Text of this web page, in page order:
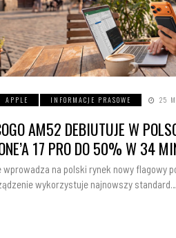
APPLE INFORMACJE PRASOWE 25
AM52 DEBIUTUJE W
17 PRO DO 50% W 34
na polski rynek nowy flagowy
wykorzystuje najnowszy standard…